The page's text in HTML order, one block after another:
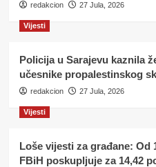
redakcion 27 Jula, 2026
Vijesti
Policija u Sarajevu kaznila
učesnike propalestinskog
redakcion 27 Jula, 2026
Vijesti
Loše vijesti za građane: Od
FBiH poskupljuje za 14,42